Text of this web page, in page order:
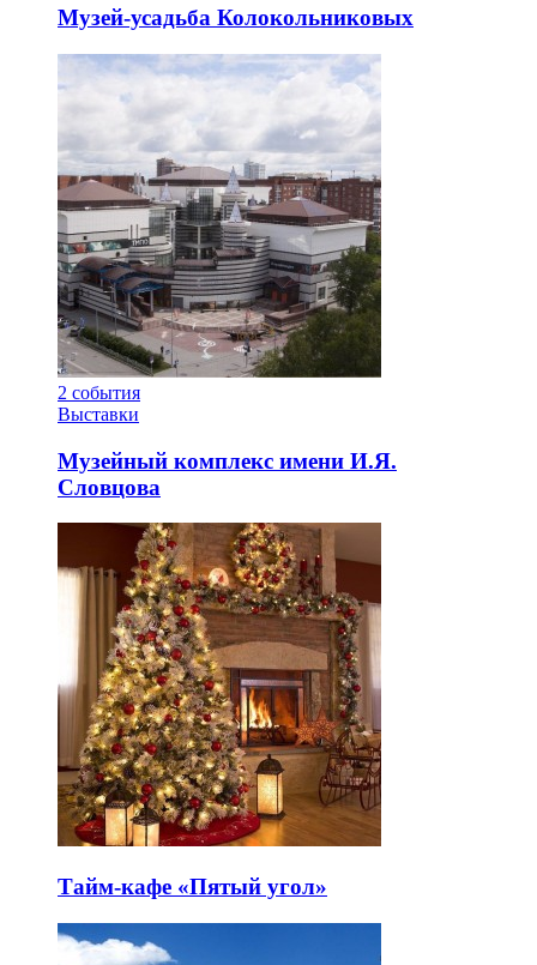
Музей-усадьба Колокольниковых
2 события
Выставки
Музейный комплекс имени И.Я.
Словцова
Тайм-кафе «Пятый угол»